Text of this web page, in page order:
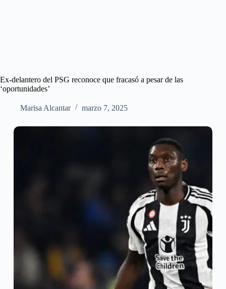
Ex-delantero del PSG reconoce que fracasó a pesar de las
‘oportunidades’
Marisa Alcantar marzo 7, 2025